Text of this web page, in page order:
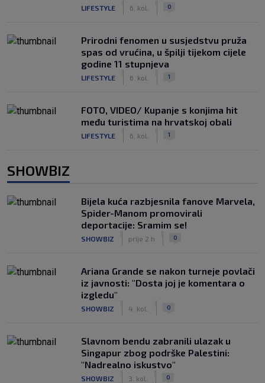
LIFESTYLE 6. kol. 0
Prirodni fenomen u susjedstvu pruža
spas od vrućina, u špilji tijekom cijele
godine 11 stupnjeva
LIFESTYLE 6. kol. 1
FOTO, VIDEO/ Kupanje s konjima hit
među turistima na hrvatskoj obali
LIFESTYLE 6. kol. 1
SHOWBIZ
Bijela kuća razbjesnila fanove Marvela,
Spider-Manom promovirali
deportacije: Sramim se!
SHOWBIZ prije 2 h 0
Ariana Grande se nakon turneje povlači
iz javnosti: "Dosta joj je komentara o
izgledu"
SHOWBIZ 4. kol. 0
Slavnom bendu zabranili ulazak u
Singapur zbog podrške Palestini:
"Nadrealno iskustvo"
SHOWBIZ 3. kol. 0